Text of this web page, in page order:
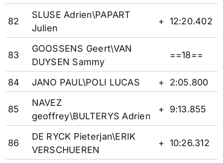
82
SLUSE Adrien\PAPART
Julien
+ 12:20.402
83
GOOSSENS Geert\VAN
DUYSEN Sammy
==18==
84 JANO PAUL\POLI LUCAS + 2:05.800
85
NAVEZ
geoffrey\BULTERYS Adrien
+ 9:13.855
86
DE RYCK Pieterjan\ERIK
VERSCHUEREN
+ 10:26.312